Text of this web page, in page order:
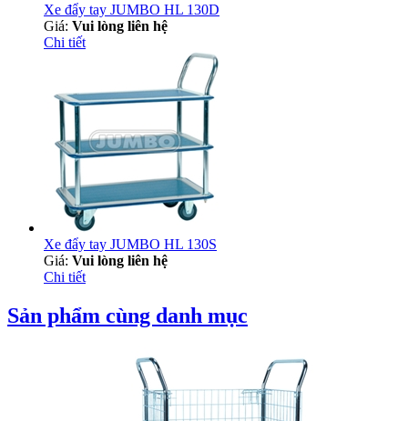
Xe đẩy tay JUMBO HL 130D
Giá: Vui lòng liên hệ
Chi tiết
Xe đẩy tay JUMBO HL 130S
Giá: Vui lòng liên hệ
Chi tiết
Sản phẩm cùng danh mục